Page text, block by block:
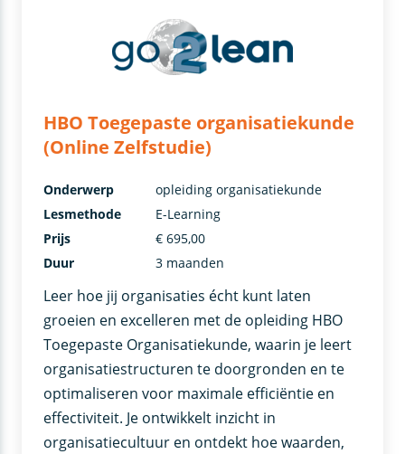
HBO Toegepaste organisatiekunde
(Online Zelfstudie)
Leer hoe jij organisaties écht kunt laten
groeien en excelleren met de opleiding HBO
Toegepaste Organisatiekunde, waarin je leert
organisatiestructuren te doorgronden en te
optimaliseren voor maximale efficiëntie en
effectiviteit. Je ontwikkelt inzicht in
organisatiecultuur en ontdekt hoe waarden,
Onderwerp
opleiding organisatiekunde
Lesmethode
E-Learning
Prijs
€ 695,00
Duur
3 maanden